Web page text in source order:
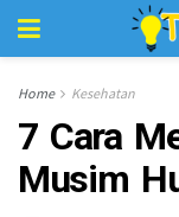
Home Kesehatan
7 Cara
Musim